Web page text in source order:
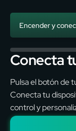
Encender y
Conecta
Pulsa el botón de
Conecta tu
control y